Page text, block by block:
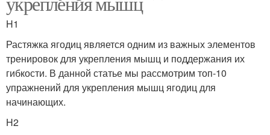
H1
Растяжка ягодиц является одним из важных элементов
тренировок для укрепления мышц и поддержания их
гибкости. В данной статье мы рассмотрим топ-10
упражнений для укрепления мышц ягодиц для
начинающих.
H2